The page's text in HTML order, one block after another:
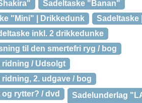
Sadeltaske "Banan"
"Mini" | Drikkedunk
Sadeltaske
inkl. 2 drikkedunke
til den smertefri ryg / bog
/ Udsolgt
2. udgave / bog
rytter? / dvd
Sadelunderlag